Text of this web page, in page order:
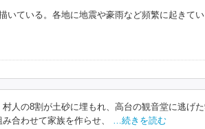
いている。各地に地震や豪雨など頻繁に起きて
人の8割が土砂に埋もれ、高台の観音堂に逃げ
合わせて家族を作らせ、
…続きを読む